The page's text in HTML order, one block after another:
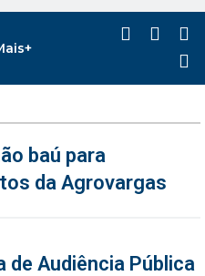
baú para
da Agrovargas
de Audiência Pública